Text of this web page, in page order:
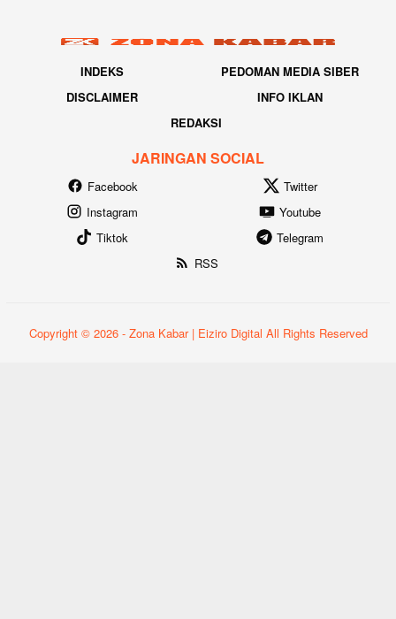
INDEKS
PEDOMAN MEDIA SIBER
DISCLAIMER
INFO IKLAN
REDAKSI
JARINGAN SOCIAL
Facebook
Twitter
Instagram
Youtube
Tiktok
Telegram
RSS
Copyright © 2026 - Zona Kabar | Eiziro Digital All Rights Reserved